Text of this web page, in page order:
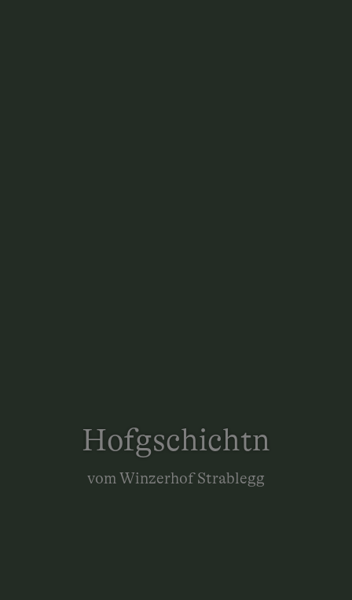
Hofgschichtn
vom Winzerhof Strablegg